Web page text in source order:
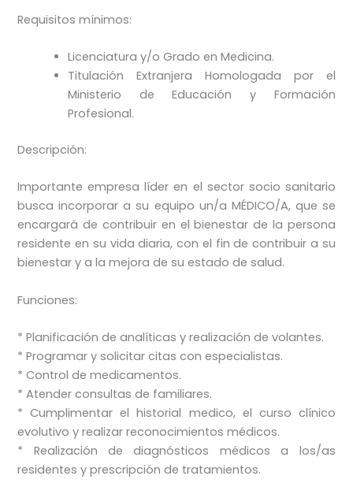
Requisitos mínimos:
Licenciatura y/o Grado en Medicina.
Titulación Extranjera Homologada por el
Ministerio de Educación y Formación
Profesional.
Descripción:
Importante empresa líder en el sector socio sanitario
busca incorporar a su equipo un/a MÉDICO/A, que se
encargará de contribuir en el bienestar de la persona
residente en su vida diaria, con el fin de contribuir a su
bienestar y a la mejora de su estado de salud.
Funciones:
* Planificación de analíticas y realización de volantes.
* Programar y solicitar citas con especialistas.
* Control de medicamentos.
* Atender consultas de familiares.
* Cumplimentar el historial medico, el curso clínico
evolutivo y realizar reconocimientos médicos.
* Realización de diagnósticos médicos a los/as
residentes y prescripción de tratamientos.